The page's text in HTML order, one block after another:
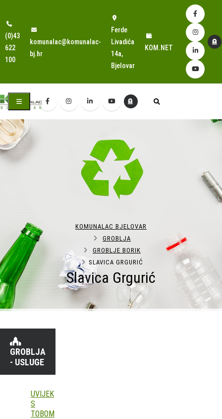
(0)43
622
100
komunalac@komunalac-
bj.hr
Ferde
Livadića
14a,
Bjelovar
KOM.NET
Slavica Grgurić
KOMUNALAC BJELOVAR
GROBLJA
GROBLJE BORIK
SLAVICA GRGURIĆ
GROBLJA
- USLUGE
UVIJEK
S
TOBOM